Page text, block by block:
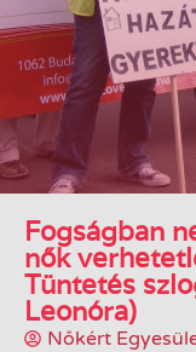
Fogságban
nők
Tüntetés
Leonóra)
Nőkért